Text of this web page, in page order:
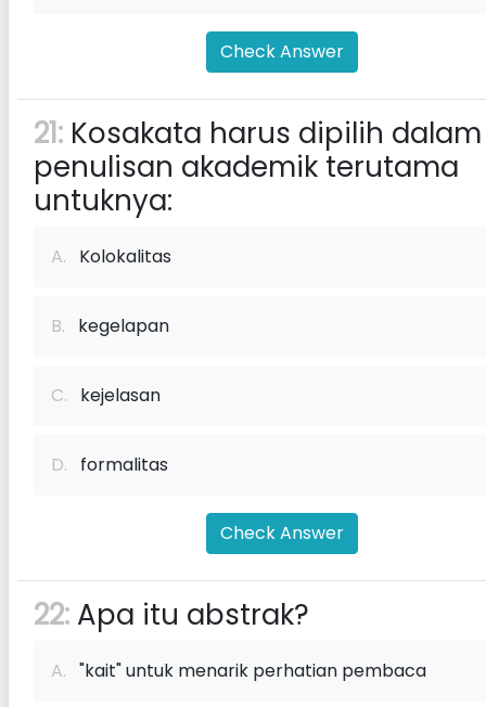
Check Answer
21: Kosakata harus dipilih dalam
penulisan akademik terutama
untuknya:
A. Kolokalitas
B. kegelapan
C. kejelasan
D. formalitas
Check Answer
22: Apa itu abstrak?
A. "kait" untuk menarik perhatian pembaca